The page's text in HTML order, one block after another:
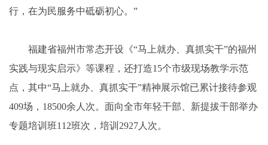
行，在为民服务中砥砺初心。”
福建省福州市常态开设《“马上就办、真抓实干”的福州
实践与现实启示》等课程，还打造15个市级现场教学示范
点，其中“马上就办、真抓实干”精神展示馆已累计接待参观
409场，18500余人次。面向全市年轻干部、新提拔干部举办
专题培训班112班次，培训2927人次。